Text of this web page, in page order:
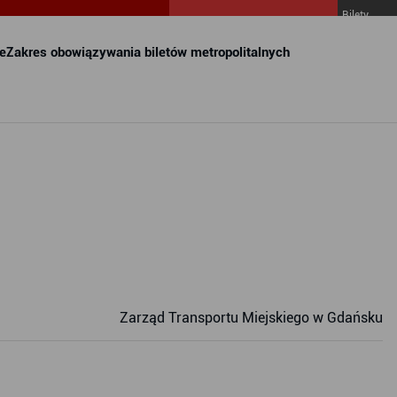
Zakres obowiązywania biletów metropolitalnych
Bilety
Zarząd Transportu Miejskiego w Gdańsku